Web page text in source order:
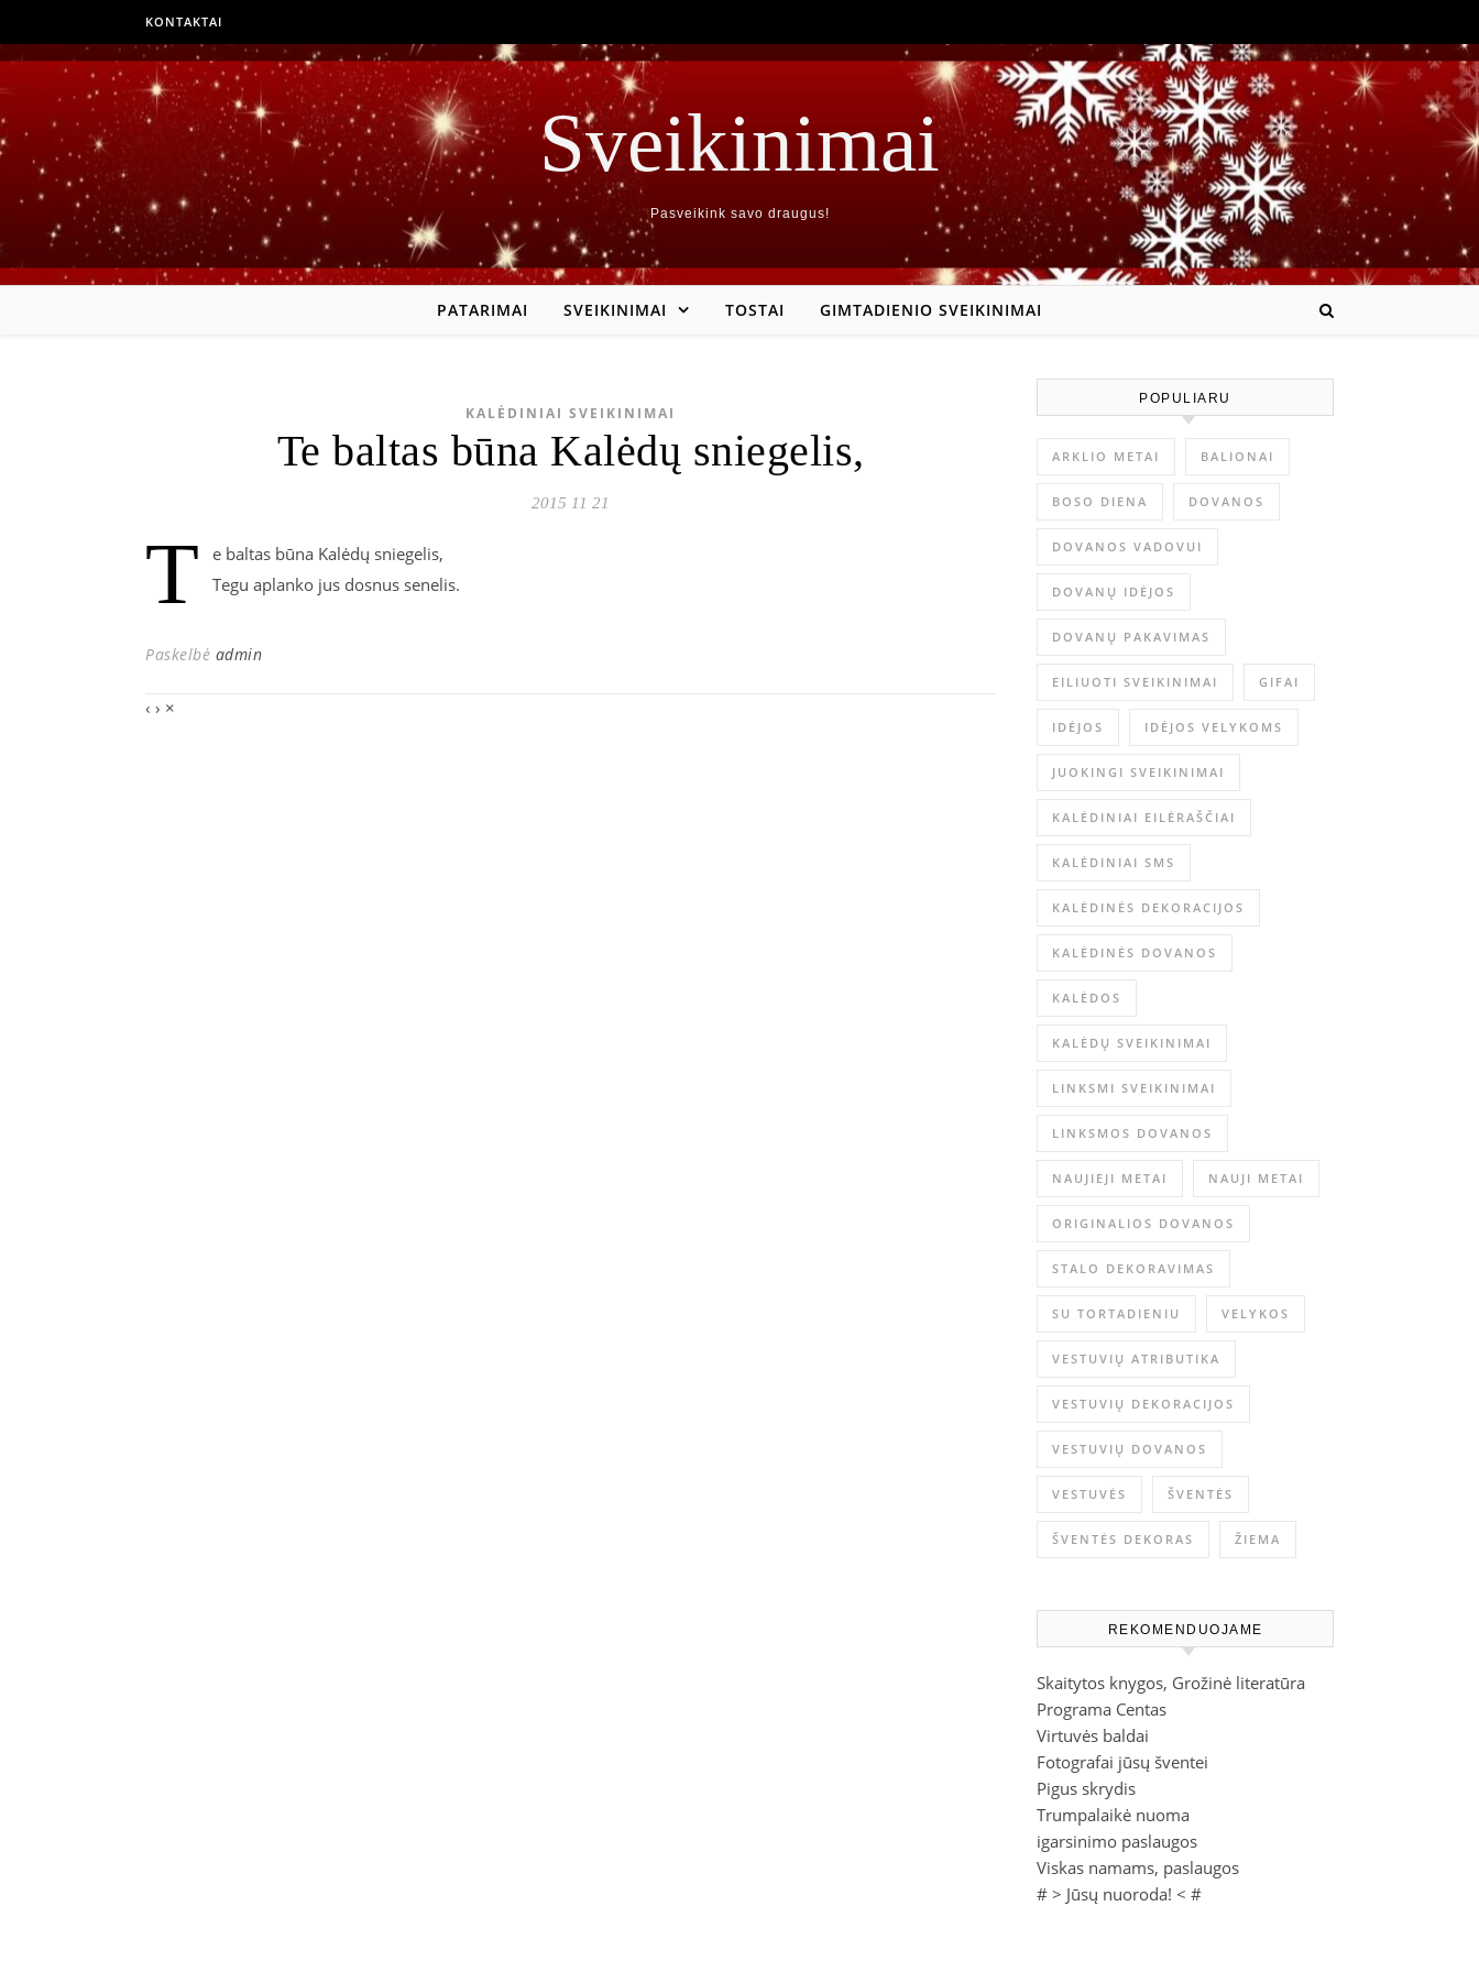
KONTAKTAI
Sveikinimai
Pasveikink savo draugus!
PATARIMAI SVEIKINIMAI TOSTAI GIMTADIENIO SVEIKINIMAI
KALĖDINIAI SVEIKINIMAI
Te baltas būna Kalėdų sniegelis,
2015 11 21
T
e baltas būna Kalėdų sniegelis,
Tegu aplanko jus dosnus senelis.
Paskelbė admin
‹ › ×
POPULIARU
ARKLIO METAI BALIONAI
BOSO DIENA DOVANOS
DOVANOS VADOVUI
DOVANŲ IDĖJOS
DOVANŲ PAKAVIMAS
EILIUOTI SVEIKINIMAI GIFAI
IDĖJOS IDĖJOS VELYKOMS
JUOKINGI SVEIKINIMAI
KALĖDINIAI EILĖRAŠČIAI
KALĖDINIAI SMS
KALĖDINĖS DEKORACIJOS
KALĖDINĖS DOVANOS
KALĖDOS
KALĖDŲ SVEIKINIMAI
LINKSMI SVEIKINIMAI
LINKSMOS DOVANOS
NAUJIEJI METAI NAUJI METAI
ORIGINALIOS DOVANOS
STALO DEKORAVIMAS
SU TORTADIENIU VELYKOS
VESTUVIŲ ATRIBUTIKA
VESTUVIŲ DEKORACIJOS
VESTUVIŲ DOVANOS
VESTUVĖS ŠVENTĖS
ŠVENTĖS DEKORAS ŽIEMA
REKOMENDUOJAME
Skaitytos knygos, Grožinė literatūra
Programa Centas
Virtuvės baldai
Fotografai jūsų šventei
Pigus skrydis
Trumpalaikė nuoma
igarsinimo paslaugos
Viskas namams, paslaugos
# > Jūsų nuoroda! < #